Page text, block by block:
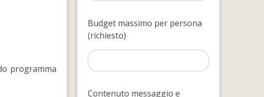
programma
Budget massimo per persona
(richiesto)
Contenuto messaggio e